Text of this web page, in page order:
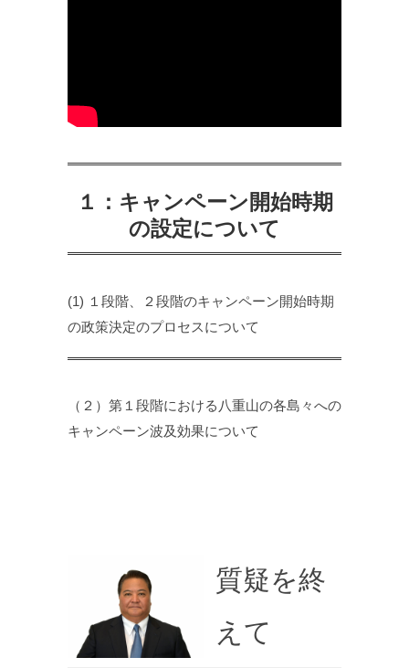
１：キャンペーン開始時期
の設定について
(1) １段階、２段階のキャンペーン開始時期
の政策決定のプロセスについて
（２）第１段階における八重山の各島々への
キャンペーン波及効果について
質疑を終
えて